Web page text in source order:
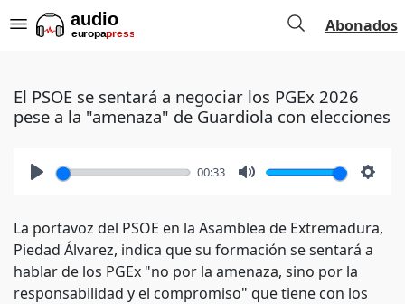
Abonados
El PSOE se sentará a negociar los PGEx 2026
pese a la "amenaza" de Guardiola con elecciones
00:33
La portavoz del PSOE en la Asamblea de Extremadura,
Piedad Álvarez, indica que su formación se sentará a
hablar de los PGEx "no por la amenaza, sino por la
responsabilidad y el compromiso" que tiene con los